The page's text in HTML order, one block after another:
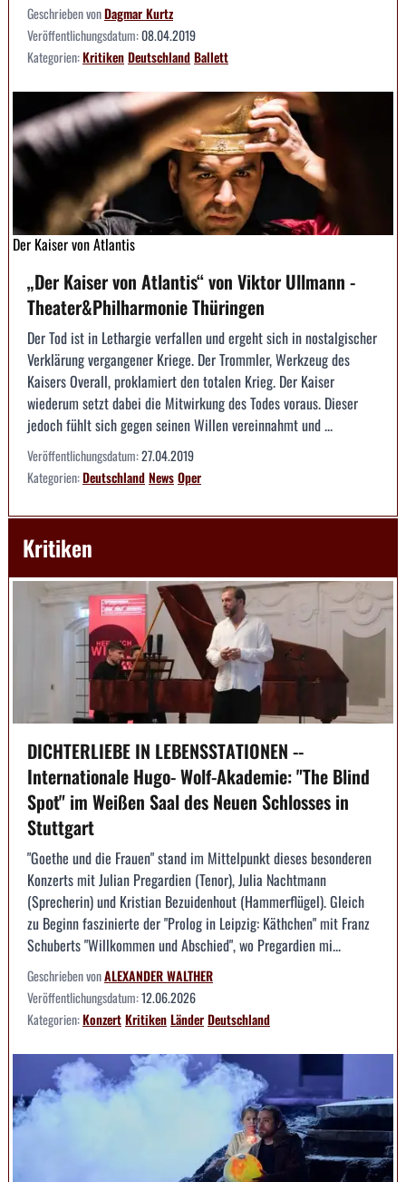
Geschrieben vonDagmar Kurtz
Veröffentlichungsdatum:08.04.2019
Kategorien:KritikenDeutschlandBallett
Der Kaiser von Atlantis
„Der Kaiser von Atlantis“ von Viktor Ullmann -
Theater&Philharmonie Thüringen
Der Tod ist in Lethargie verfallen und ergeht sich in nostalgischer
Verklärung vergangener Kriege. Der Trommler, Werkzeug des
Kaisers Overall, proklamiert den totalen Krieg. Der Kaiser
wiederum setzt dabei die Mitwirkung des Todes voraus. Dieser
jedoch fühlt sich gegen seinen Willen vereinnahmt und ...
Veröffentlichungsdatum:27.04.2019
Kategorien:DeutschlandNewsOper
Kritiken
DICHTERLIEBE IN LEBENSSTATIONEN --
Internationale Hugo- Wolf-Akademie: "The Blind
Spot" im Weißen Saal des Neuen Schlosses in
Stuttgart
"Goethe und die Frauen" stand im Mittelpunkt dieses besonderen
Konzerts mit Julian Pregardien (Tenor), Julia Nachtmann
(Sprecherin) und Kristian Bezuidenhout (Hammerflügel). Gleich
zu Beginn faszinierte der "Prolog in Leipzig: Käthchen" mit Franz
Schuberts "Willkommen und Abschied", wo Pregardien mi...
Geschrieben vonALEXANDER WALTHER
Veröffentlichungsdatum:12.06.2026
Kategorien:KonzertKritikenLänderDeutschland